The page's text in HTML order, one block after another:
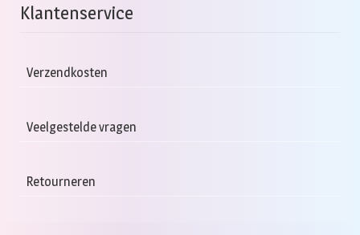
Klantenservice
Verzendkosten
Veelgestelde vragen
Retourneren